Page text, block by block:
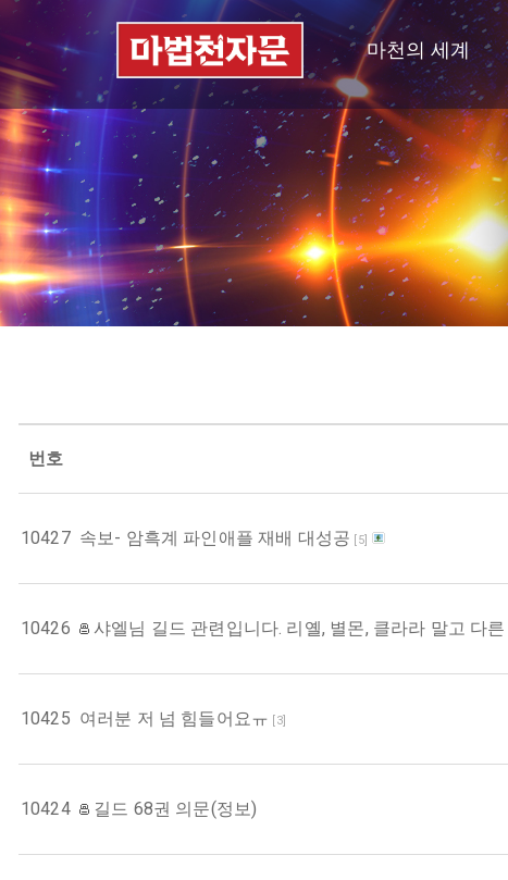
마천의 세계
번호
10427 속보- 암흑계 파인애플 재배 대성공 [5]
10426 샤엘님 길드 관련입니다. 리옐, 별몬, 클라라 말고 다
10425 여러분 저 넘 힘들어요ㅠ [3]
10424 길드 68권 의문(정보)